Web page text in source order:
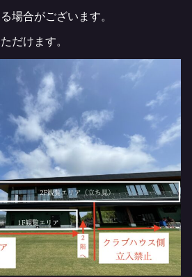
場合がございます。
だけます。